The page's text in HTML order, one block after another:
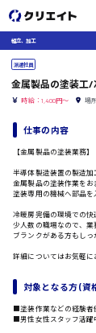
組立、加工
派遣社員
金属製品の塗装工
時給：1,400円～ 場
仕事の内容
【金属製品の塗装業務】
半導体製造装置の製造加
金属製品の塗装作業をお
塗装専用の機械へ部品を
冷暖房完備の環境での快
少人数の職場なので、業
ブランクがある方もしっ
詳細についてはお気軽に
対象となる方 (資
■塗装作業などの経験者
■男性女性スタッフ活躍